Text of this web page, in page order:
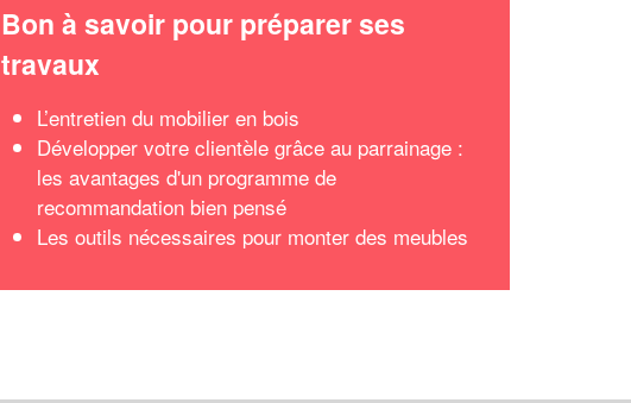
Bon à savoir pour préparer ses
travaux
L’entretien du mobilier en bois
Développer votre clientèle grâce au parrainage :
les avantages d'un programme de
recommandation bien pensé
Les outils nécessaires pour monter des meubles